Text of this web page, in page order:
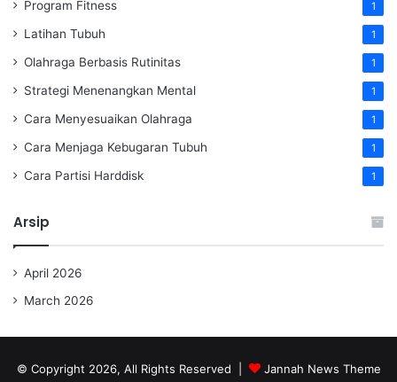
Program Fitness 1
Latihan Tubuh 1
Olahraga Berbasis Rutinitas 1
Strategi Menenangkan Mental 1
Cara Menyesuaikan Olahraga 1
Cara Menjaga Kebugaran Tubuh 1
Cara Partisi Harddisk 1
Arsip
April 2026
March 2026
© Copyright 2026, All Rights Reserved | Jannah News Theme